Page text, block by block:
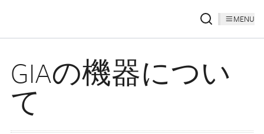
MENU
GIAの機器につい
て